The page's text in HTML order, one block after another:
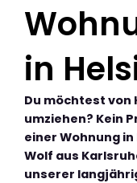
in
Du möchtest von
umziehen? Kein
einer Wohnung
Wolf aus
unserer